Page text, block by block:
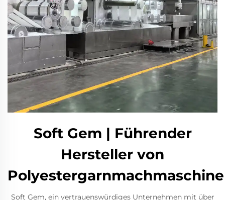
Soft Gem | Führender
Hersteller von
Soft Gem, ein vertrauenswürdiges Unternehmen mit über